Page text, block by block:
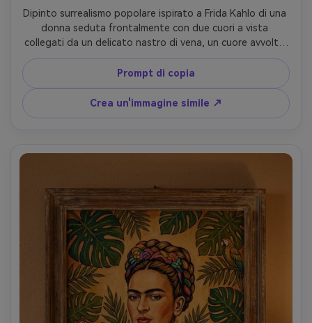
Dipinto surrealismo popolare ispirato a Frida Kahlo di una
donna seduta frontalmente con due cuori a vista
collegati da un delicato nastro di vena, un cuore avvolto
in pizzo e un cuore spinato, abito tradizionale messicano
in bianco e carmesso, cielo turchese tempestoso dietro di
lei con viti botaniche, blocchi di colori piatti audaci,
prospettiva ingenua, texture visibile del pennello, umore
emotivo e potente, composizione capolavoro, obiettivo
Prompt di copia
Crea un'immagine simile ↗